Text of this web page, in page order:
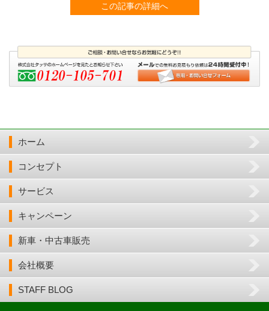
この記事の詳細へ
ホーム
コンセプト
サービス
キャンペーン
新車・中古車販売
会社概要
STAFF BLOG